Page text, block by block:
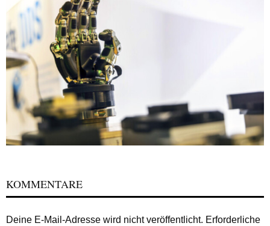
KOMMENTARE
Deine E-Mail-Adresse wird nicht veröffentlicht. Erforderliche